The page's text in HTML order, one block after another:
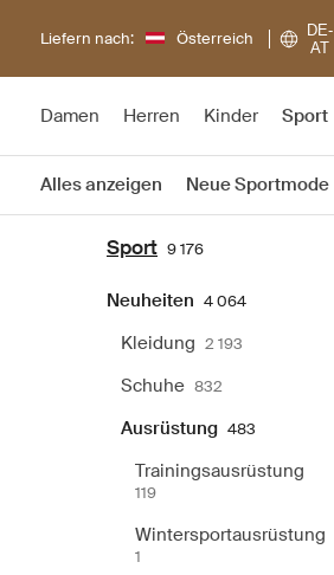
Liefern nach: Österreich
DE-
AT
Damen Herren Kinder Sport
Alles anzeigen Neue Sportmode
Sport 9 176
Neuheiten 4 064
Kleidung 2 193
Schuhe 832
Ausrüstung 483
Trainingsausrüstung
119
Wintersportausrüstung
1